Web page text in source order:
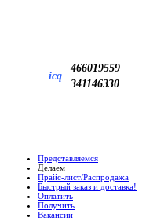
icq
466019559
341146330
Представляемся
Делаем
Прайс-лист/Распродажа
Быстрый заказ и доставка!
Оплатить
Получить
Вакансии